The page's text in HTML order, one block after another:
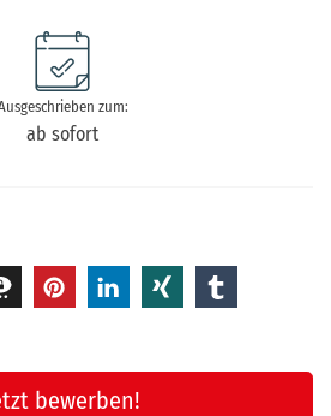
zum:
ab sofort
bewerben!